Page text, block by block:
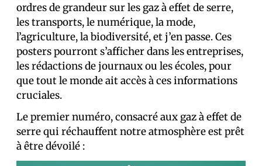
ordres de grandeur sur les gaz à effet de serre,
les transports, le numérique, la mode,
l’agriculture, la biodiversité, et j’en passe. Ces
posters pourront s’afficher dans les entreprises,
les rédactions de journaux ou les écoles, pour
que tout le monde ait accès à ces informations
cruciales.
Le premier numéro, consacré aux gaz à effet de
serre qui réchauffent notre atmosphère est prêt
à être dévoilé :